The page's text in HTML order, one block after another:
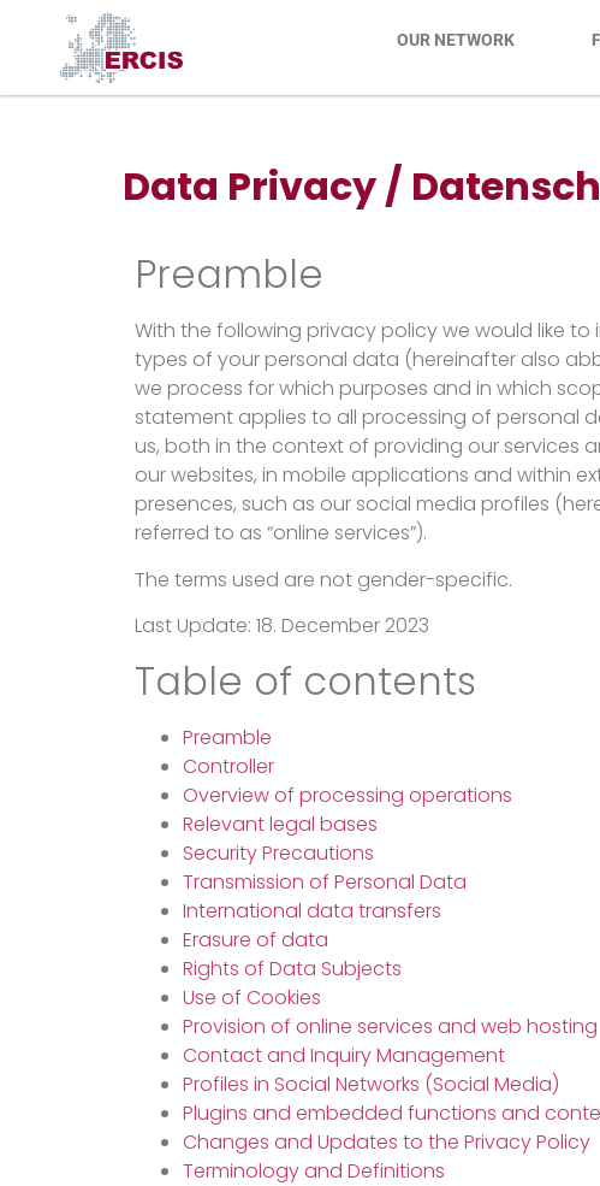
OUR NETWORK
Data Privacy /
Preamble
With the following privacy policy we would like to
types of your personal data (hereinafter also
we process for which purposes and in which
statement applies to all processing of personal
us, both in the context of providing our services
our websites, in mobile applications and within
presences, such as our social media profiles
referred to as “online services”).
The terms used are not gender-specific.
Last Update: 18. December 2023
Table of contents
Preamble
Controller
Overview of processing operations
Relevant legal bases
Security Precautions
Transmission of Personal Data
International data transfers
Erasure of data
Rights of Data Subjects
Use of Cookies
Provision of online services and web hosting
Contact and Inquiry Management
Profiles in Social Networks (Social Media)
Plugins and embedded functions and
Changes and Updates to the Privacy Policy
Terminology and Definitions